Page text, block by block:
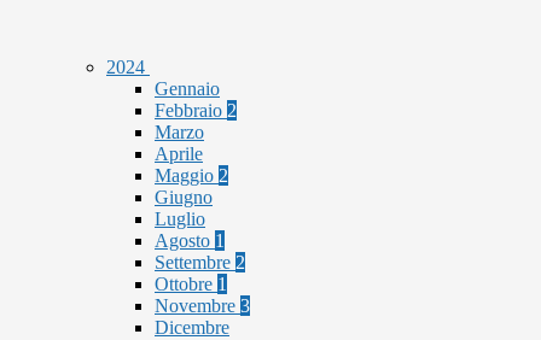
2024
Gennaio
Febbraio 2
Marzo
Aprile
Maggio 2
Giugno
Luglio
Agosto 1
Settembre 2
Ottobre 1
Novembre 3
Dicembre